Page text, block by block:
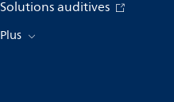
Solutions auditives
Plus